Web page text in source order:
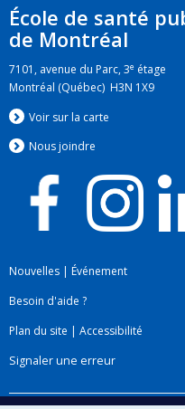
l’entremise de
titulaire de
bourses
École de santé
de Montréal
7101, avenue du Parc, 3e étage
Montréal (Québec) H3N 1X9
Voir sur la carte
Nous joindre
Nouvelles | Événement
Besoin d'aide ?
Plan du site | Accessibilité
Signaler une erreur